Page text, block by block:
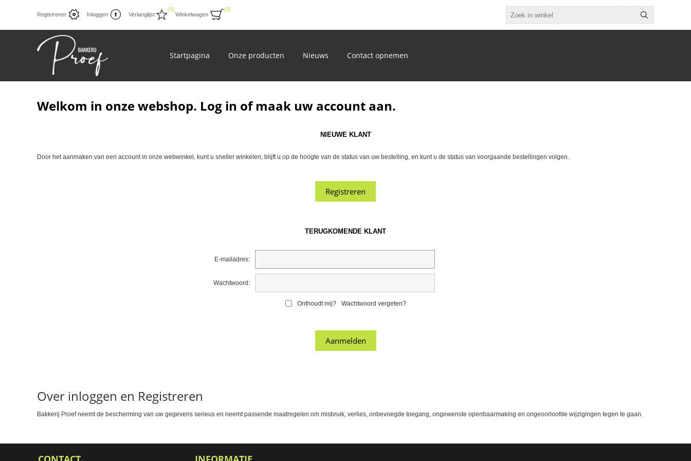
Registreren Inloggen Verlanglijst
(0)
Winkelwagen
(0)
Startpagina Onze producten Nieuws Contact opnemen
Welkom in onze webshop. Log in of maak uw account aan.
NIEUWE KLANT
Door het aanmaken van een account in onze webwinkel, kunt u sneller winkelen, blijft u op de hoogte van de status van uw bestelling, en kunt u de status van voorgaande bestellingen volgen.
TERUGKOMENDE KLANT
E-mailadres:
Wachtwoord:
Onthoudt mij? Wachtwoord vergeten?
Over inloggen en Registreren
Bakkerij Proef neemt de bescherming van uw gegevens serieus en neemt passende maatregelen om misbruik, verlies, onbevoegde toegang, ongewenste openbaarmaking en ongeoorloofde wijzigingen tegen te gaan.